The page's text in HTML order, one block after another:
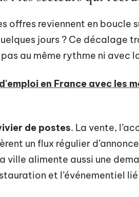
offres reviennent en boucle
jours ? Ce décalage
au même rythme ni avec
en France avec les
de postes. La vente,
un flux régulier
ville alimente aussi une
et l’événementiel